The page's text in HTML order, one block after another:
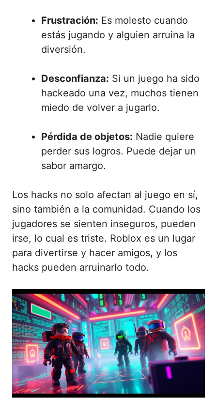
Frustración: Es molesto cuando
estás jugando y alguien arruina la
diversión.
Desconfianza: Si un juego ha sido
hackeado una vez, muchos tienen
miedo de volver a jugarlo.
Pérdida de objetos: Nadie quiere
perder sus logros. Puede dejar un
sabor amargo.
Los hacks no solo afectan al juego en sí,
sino también a la comunidad. Cuando los
jugadores se sienten inseguros, pueden
irse, lo cual es triste. Roblox es un lugar
para divertirse y hacer amigos, y los
hacks pueden arruinarlo todo.